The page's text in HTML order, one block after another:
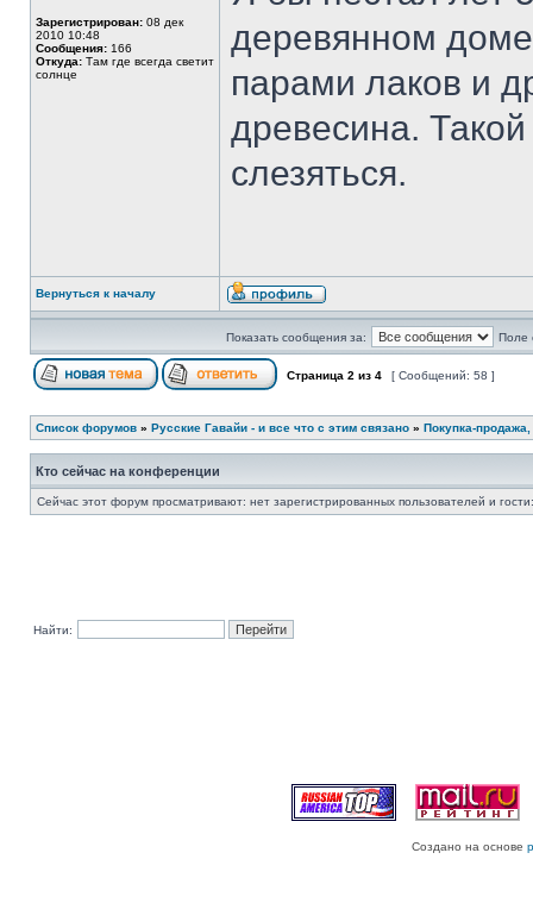
Зарегистрирован: 08 дек
2010 10:48
Сообщения: 166
Откуда: Там где всегда светит
солнце
деревянном
парами лаков и
древесина.
слезяться.
Вернуться к началу
Показать сообщения за: Поле
Страница 2 из 4 [ Сообщений: 58 ]
Список форумов » Русские Гавайи - и все что с этим связано » Покупка-
Кто сейчас на конференции
Сейчас этот форум просматривают: нет зарегистрированных пользователей и
Найти:
Создано на основе